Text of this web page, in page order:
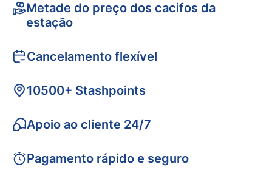
Metade do preço dos cacifos da
estação
Cancelamento flexível
10500+ Stashpoints
Apoio ao cliente 24/7
Pagamento rápido e seguro